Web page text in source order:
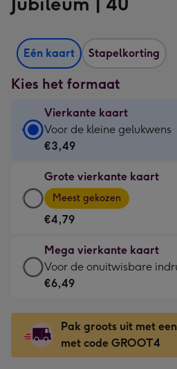
Eén kaart Stapelkorting
Kies het formaat
Vierkante kaart
Vierkante
kaart
€3,49
-
Voor
kleine
gelukwens
-
130
x
130
mm
Voor de kleine gelukwens
€3,49
Grote vierkante kaart
Grote
vierkante
kaart
-
€4,79
-
Meest
-
Dimensions:
167
Meest gekozen
€4,79
Mega vierkante kaart
Mega
vierkante
-
€6,49
-
Voor de onuitwisbare
€6,49
Pak groots uit met
met code GROOT4